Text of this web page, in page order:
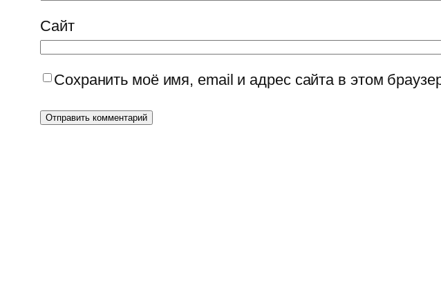
Сайт
Сохранить моё имя, email и адрес сайта в этом